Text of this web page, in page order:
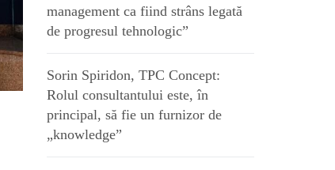
management ca fiind strâns legată
de progresul tehnologic”
Sorin Spiridon, TPC Concept:
Rolul consultantului este, în
principal, să fie un furnizor de
„knowledge”